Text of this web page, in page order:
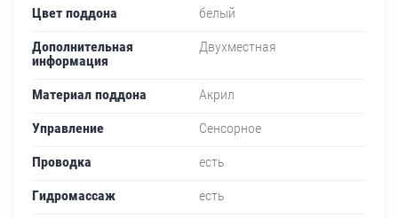
Цвет поддона
белый
Дополнительная
информация
Двухместная
Материал поддона
Акрил
Управление
Сенсорное
Проводка
есть
Гидромассаж
есть